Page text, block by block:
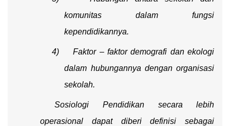
komunitas dalam fungsi
kependidikannya.
4)
Faktor – faktor demografi dan ekologi
dalam hubungannya dengan organisasi
sekolah.
Sosiologi Pendidikan secara lebih
operasional dapat diberi definisi sebagai